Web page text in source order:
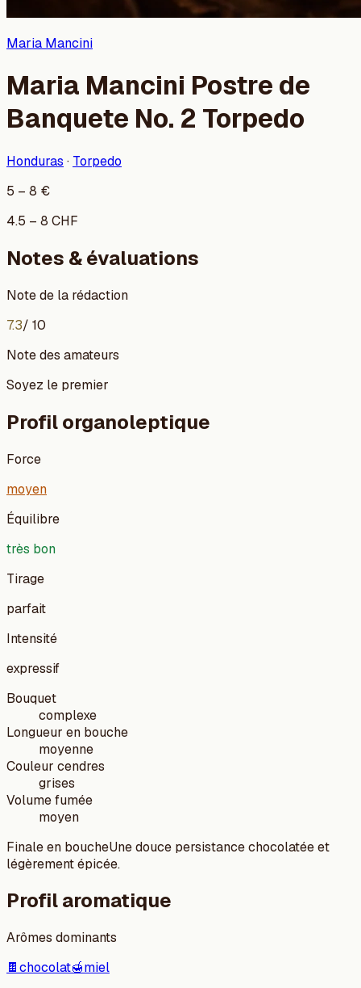
Maria Mancini
Maria Mancini Postre de
Banquete No. 2 Torpedo
Honduras · Torpedo
5 – 8 €
4.5 – 8 CHF
Notes & évaluations
Note de la rédaction
7.3/ 10
Note des amateurs
Soyez le premier
Profil organoleptique
Force
moyen
Équilibre
très bon
Tirage
parfait
Intensité
expressif
Bouquet
complexe
Longueur en bouche
moyenne
Couleur cendres
grises
Volume fumée
moyen
Finale en boucheUne douce persistance chocolatée et
légèrement épicée.
Profil aromatique
Arômes dominants
🍫chocolat🍯miel